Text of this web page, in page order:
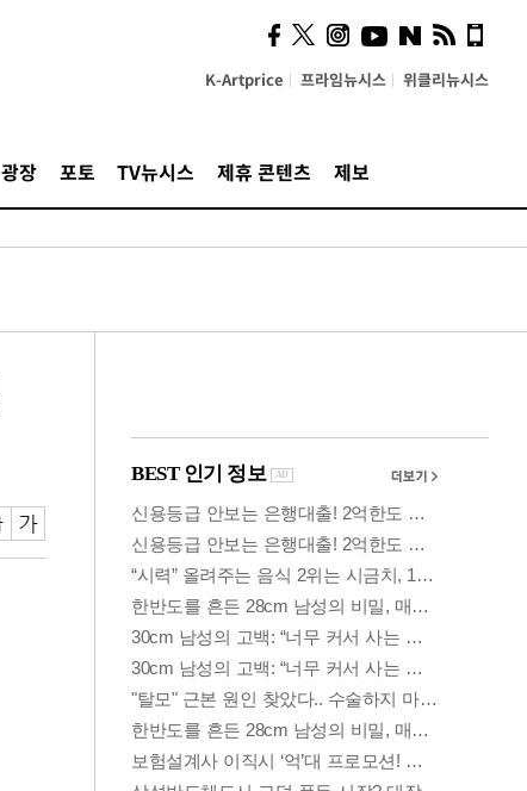
K-Artprice 프라임뉴시스 위클리뉴시스
광장 포토 TV뉴시스 제휴 콘텐츠 제보
사이 해답 찾았죠"…알을
깨고 나온 '초자아'